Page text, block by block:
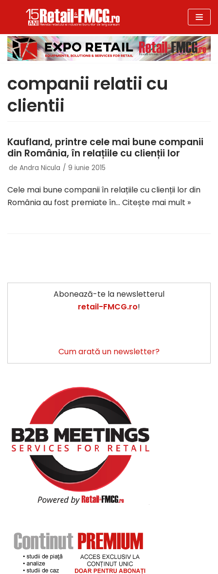
la
conținut
companii relatii cu
clientii
Kaufland, printre cele mai bune companii
din România, în relațiile cu clienții lor
de Andra Nicula 9 iunie 2015
Cele mai bune companii în relațiile cu clienții lor din
România au fost premiate în… Citește mai mult »
Abonează-te la newsletterul
retail-FMCG.ro!
Cum arată un newsletter?